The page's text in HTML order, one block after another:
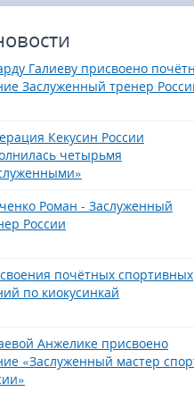
Галиеву присвоено
Заслуженный тренер
Кекусин России
четырьмя
Роман - Заслуженный
России
почётных спортивных
по киокусинкай
Анжелике присвоено
«Заслуженный мастер